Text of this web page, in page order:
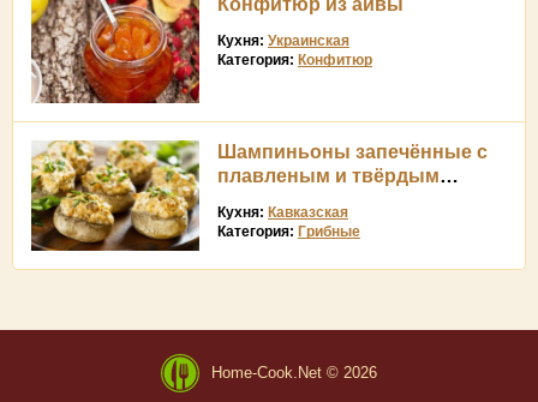
Конфитюр из айвы
Кухня: Украинская
Категория: Конфитюр
Шампиньоны запечённые с
плавленым и твёрдым
Кухня: Кавказская
Категория: Грибные
Home-Cook.Net © 2026